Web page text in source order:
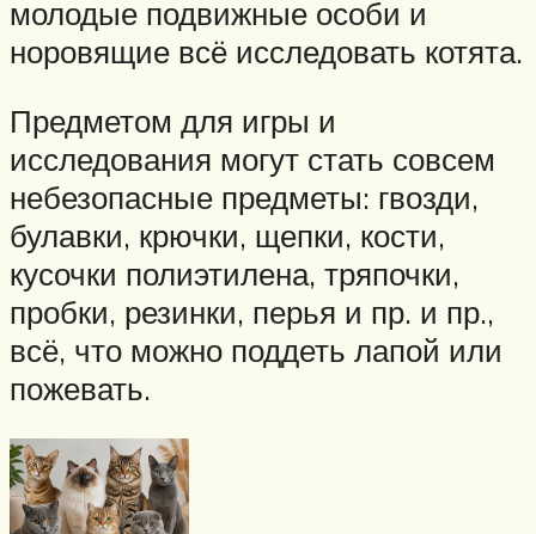
молодые подвижные особи и
норовящие всё исследовать котята.
Предметом для игры и
исследования могут стать совсем
небезопасные предметы: гвозди,
булавки, крючки, щепки, кости,
кусочки полиэтилена, тряпочки,
пробки, резинки, перья и пр. и пр.,
всё, что можно поддеть лапой или
пожевать.